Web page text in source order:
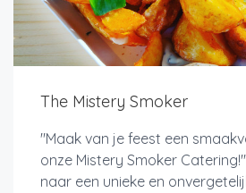
The Mistery Smoker
"Maak van je feest een
onze Mistery Smoker
naar een unieke en